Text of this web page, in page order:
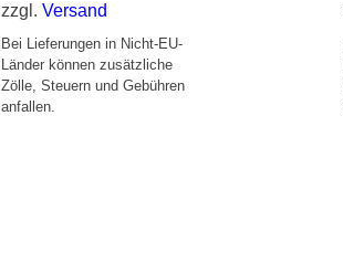
zzgl.Versand
Bei Lieferungen in Nicht-EU-
Länder können zusätzliche
Zölle, Steuern und Gebühren
anfallen.